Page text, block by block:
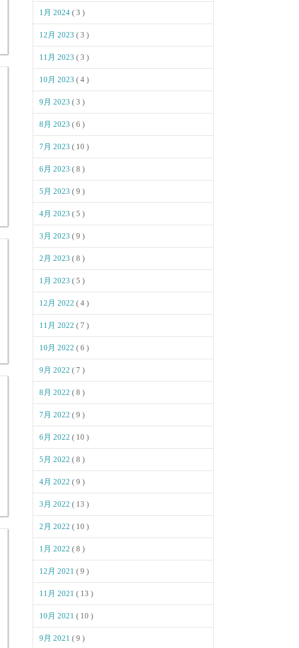
1月 2024 ( 3 )
12月 2023 ( 3 )
11月 2023 ( 3 )
10月 2023 ( 4 )
9月 2023 ( 3 )
8月 2023 ( 6 )
7月 2023 ( 10 )
6月 2023 ( 8 )
5月 2023 ( 9 )
4月 2023 ( 5 )
3月 2023 ( 9 )
2月 2023 ( 8 )
1月 2023 ( 5 )
12月 2022 ( 4 )
11月 2022 ( 7 )
10月 2022 ( 6 )
9月 2022 ( 7 )
8月 2022 ( 8 )
7月 2022 ( 9 )
6月 2022 ( 10 )
5月 2022 ( 8 )
4月 2022 ( 9 )
3月 2022 ( 13 )
2月 2022 ( 10 )
1月 2022 ( 8 )
12月 2021 ( 9 )
11月 2021 ( 13 )
10月 2021 ( 10 )
9月 2021 ( 9 )